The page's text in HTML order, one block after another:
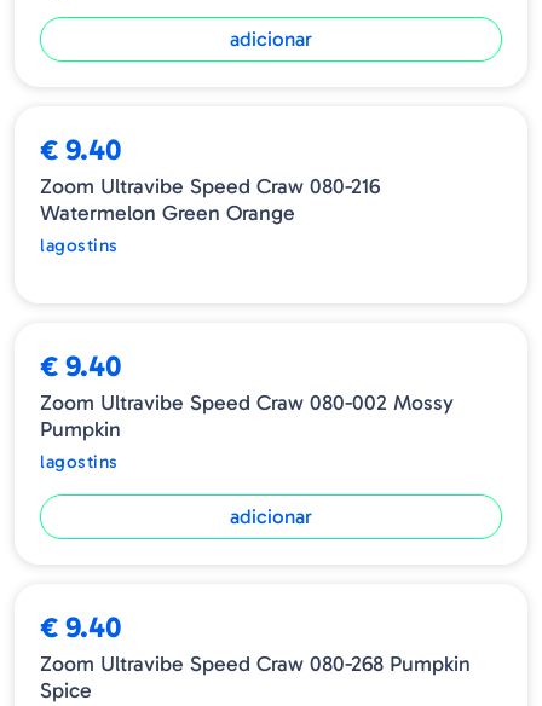
adicionar
€ 9.40
Zoom Ultravibe Speed Craw 080-216
Watermelon Green Orange
lagostins
€ 9.40
Zoom Ultravibe Speed Craw 080-002 Mossy
Pumpkin
lagostins
adicionar
€ 9.40
Zoom Ultravibe Speed Craw 080-268 Pumpkin
Spice